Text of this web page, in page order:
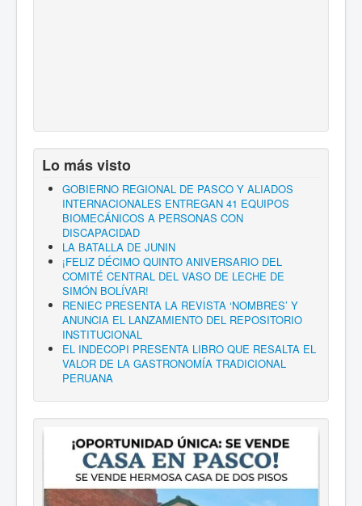
Lo más visto
GOBIERNO REGIONAL DE PASCO Y ALIADOS
INTERNACIONALES ENTREGAN 41 EQUIPOS
BIOMECÁNICOS A PERSONAS CON
DISCAPACIDAD
LA BATALLA DE JUNIN
¡FELIZ DÉCIMO QUINTO ANIVERSARIO DEL
COMITÉ CENTRAL DEL VASO DE LECHE DE
SIMÓN BOLÍVAR!
RENIEC PRESENTA LA REVISTA ‘NOMBRES’ Y
ANUNCIA EL LANZAMIENTO DEL REPOSITORIO
INSTITUCIONAL
EL INDECOPI PRESENTA LIBRO QUE RESALTA EL
VALOR DE LA GASTRONOMÍA TRADICIONAL
PERUANA